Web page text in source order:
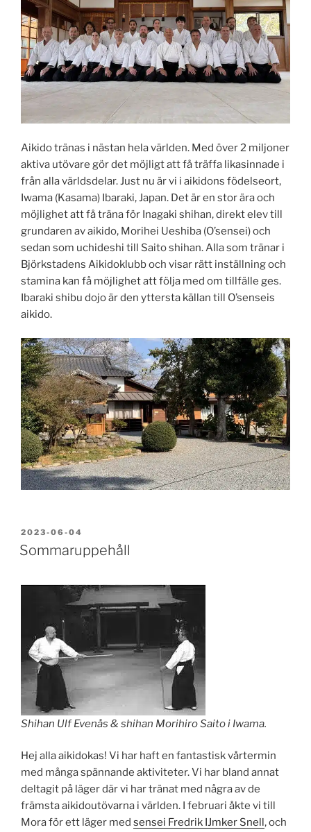
Aikido tränas i nästan hela världen. Med över 2 miljoner
aktiva utövare gör det möjligt att få träffa likasinnade i
från alla världsdelar. Just nu är vi i aikidons födelseort,
Iwama (Kasama) Ibaraki, Japan. Det är en stor ära och
möjlighet att få träna för Inagaki shihan, direkt elev till
grundaren av aikido, Morihei Ueshiba (O’sensei) och
sedan som uchideshi till Saito shihan. Alla som tränar i
Björkstadens Aikidoklubb och visar rätt inställning och
stamina kan få möjlighet att följa med om tillfälle ges.
Ibaraki shibu dojo är den yttersta källan till O’senseis
aikido.
PUBLICERAT
2023-06-04
Sommaruppehåll
Shihan Ulf Evenås & shihan Morihiro Saito i Iwama.
Hej alla aikidokas! Vi har haft en fantastisk vårtermin
med många spännande aktiviteter. Vi har bland annat
deltagit på läger där vi har tränat med några av de
främsta aikidoutövarna i världen. I februari åkte vi till
Mora för ett läger med sensei Fredrik IJmker Snell, och